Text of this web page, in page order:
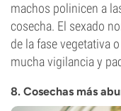
machos polinicen a
cosecha. El sexado
de la fase vegetativa
mucha vigilancia y
8. Cosechas más